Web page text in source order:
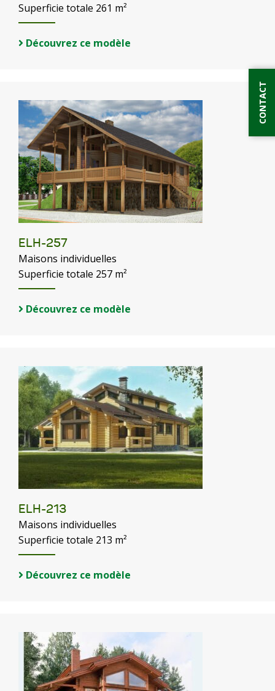
Superficie totale 261 m²
Découvrez ce modèle
ELH-257
Maisons individuelles
Superficie totale 257 m²
Découvrez ce modèle
ELH-213
Maisons individuelles
Superficie totale 213 m²
Découvrez ce modèle
CONTACT